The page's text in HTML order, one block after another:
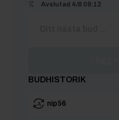
Avslutad 4/8 09:12
BUDHISTORIK
nip56